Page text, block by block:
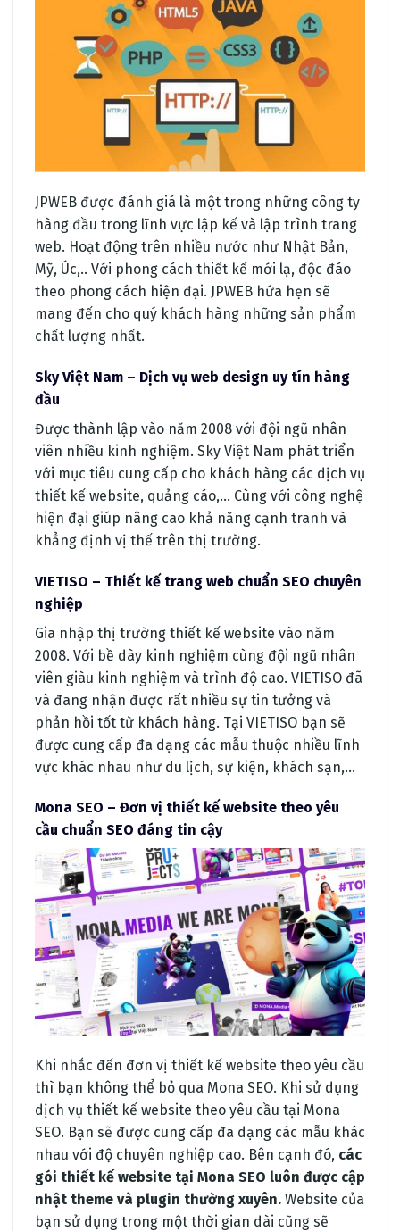
JPWEB được đánh giá là một trong những công ty
hàng đầu trong lĩnh vực lập kế và lập trình trang
web. Hoạt động trên nhiều nước như Nhật Bản,
Mỹ, Úc,.. Với phong cách thiết kế mới lạ, độc đáo
theo phong cách hiện đại. JPWEB hứa hẹn sẽ
mang đến cho quý khách hàng những sản phẩm
chất lượng nhất.
Sky Việt Nam – Dịch vụ web design uy tín hàng
đầu
Được thành lập vào năm 2008 với đội ngũ nhân
viên nhiều kinh nghiệm. Sky Việt Nam phát triển
với mục tiêu cung cấp cho khách hàng các dịch vụ
thiết kế website, quảng cáo,… Cùng với công nghệ
hiện đại giúp nâng cao khả năng cạnh tranh và
khẳng định vị thế trên thị trường.
VIETISO – Thiết kế trang web chuẩn SEO chuyên
nghiệp
Gia nhập thị trường thiết kế website vào năm
2008. Với bề dày kinh nghiệm cùng đội ngũ nhân
viên giàu kinh nghiệm và trình độ cao. VIETISO đã
và đang nhận được rất nhiều sự tin tưởng và
phản hồi tốt từ khách hàng. Tại VIETISO bạn sẽ
được cung cấp đa dạng các mẫu thuộc nhiều lĩnh
vực khác nhau như du lịch, sự kiện, khách sạn,…
Mona SEO – Đơn vị thiết kế website theo yêu
cầu chuẩn SEO đáng tin cậy
Khi nhắc đến đơn vị thiết kế website theo yêu cầu
thì bạn không thể bỏ qua Mona SEO. Khi sử dụng
dịch vụ thiết kế website theo yêu cầu tại Mona
SEO. Bạn sẽ được cung cấp đa dạng các mẫu khác
nhau với độ chuyên nghiệp cao. Bên cạnh đó, các
gói thiết kế website tại Mona SEO luôn được cập
nhật theme và plugin thường xuyên. Website của
bạn sử dụng trong một thời gian dài cũng sẽ